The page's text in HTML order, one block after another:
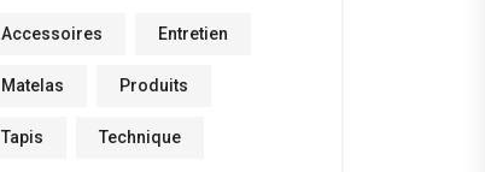
Accessoires Entretien
Matelas Produits
Tapis Technique